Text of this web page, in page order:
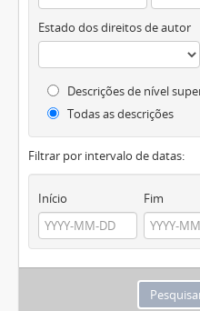
Estado dos direitos de autor
Descrições de nível
Todas as descrições
Filtrar por intervalo de datas:
Início Fim